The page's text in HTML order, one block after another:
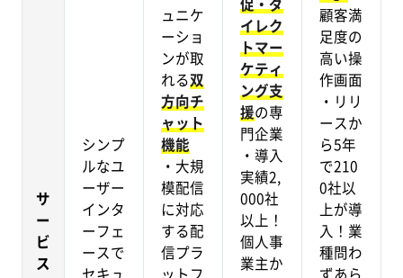
サ
ー
ビ
ス
シンプ
ルなユ
ーザー
インタ
ーフェ
ースで
セキュ
ュニケ
ーショ
ンが取
れる双
方向チ
ャット
機能
・大規
模配信
に対応
する配
信プラ
ットフ
イレク
トマー
ケティ
ング支
援の専
門企業
・導入
実績2,
000社
以上！
個人事
業主か
顧客満
足度の
高い操
作画面
・リリ
ースか
ら5年
で210
0社以
上が導
入！業
種問わ
ずあら